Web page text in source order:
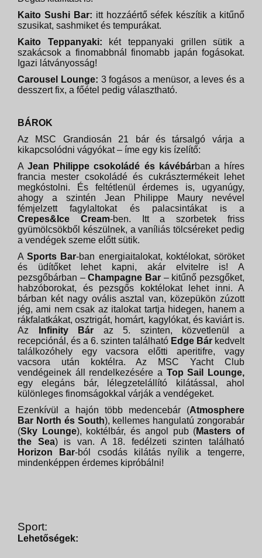
Kaito Sushi Bar: itt hozzáértő séfek készítik a kitűnő
szusikat, sashmiket és tempurákat.
Kaito Teppanyaki: két teppanyaki grillen sütik a
szakácsok a finomabbnál finomabb japán fogásokat.
Igazi látványosság!
Carousel Lounge: 3 fogásos a menüsor, a leves és a
desszert fix, a főétel pedig választható.
BÁROK
Az MSC Grandiosán 21 bár és társalgó várja a
kikapcsolódni vágyókat – íme egy kis ízelítő:
AJean Philippe csokoládé és kávébárban a híres
francia mester csokoládé és cukrásztermékeit lehet
megkóstolni. És feltétlenül érdemes is, ugyanúgy,
ahogy a szintén Jean Philippe Maury nevével
fémjelzett fagylaltokat és palacsintákat is a
Crepes&Ice Cream-ben. Itt a szorbetek friss
gyümölcsökből készülnek, a vaníliás tölcséreket pedig
a vendégek szeme előtt sütik.
ASports Bar-ban energiaitalokat, koktélokat, söröket
és üdítőket lehet kapni, akár elvitelre is! A
pezsgőbárban –Champagne Bar – kitűnő pezsgőket,
habzóborokat, és pezsgős koktélokat lehet inni. A
bárban két nagy ovális asztal van, közepükön zúzott
jég, ami nem csak az italokat tartja hidegen, hanem a
rákfalatkákat, osztrigát, homárt, kagylókat, és kaviárt is.
Az
Infinity Bár az 5. szinten, közvetlenül a
recepciónál, és a 6. szinten található Edge Bár kedvelt
találkozóhely egy vacsora előtti aperitifre, vagy
vacsora után koktélra. Az MSC Yacht Club
vendégeinek áll rendelkezésére a Top Sail Lounge,
egy elegáns bár, lélegzetelállító kilátással, ahol
különleges finomságokkal várják a vendégeket.
Ezenkívül a hajón több medencebár (Atmosphere
Bar North és South), kellemes hangulatú zongorabár
(Sky Lounge), koktélbár, és angol pub (Masters of
the Sea) is van. A 18. fedélzeti szinten található
Horizon Bar-ból csodás kilátás nyílik a tengerre,
mindenképpen érdemes kipróbálni!
Sport:
Lehetőségek: